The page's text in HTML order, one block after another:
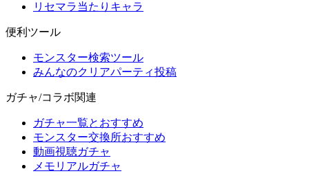
リセマラ当たりキャラ
便利ツール
モンスター検索ツール
みんなのクリアパーティ投稿
ガチャ/コラボ関連
ガチャ一覧とおすすめ
モンスター交換所おすすめ
動画視聴ガチャ
メモリアルガチャ